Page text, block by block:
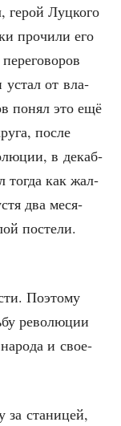
герой Луц­ко­го
про­чи­ли его
устал от вла­
понял это ещё
после
в декаб­
тогда как жал­
два меся­
посте­ли.
Поэто­му
рево­лю­ции
наро­да и сво­е­
за ста­ни­цей,